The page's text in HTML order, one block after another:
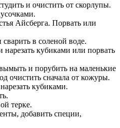
и очистить от скорлупы.
Айсберга. Порвать или
в соленой воде.
нарезать кубиками или порвать
и порубить на маленькие
очистить сначала от кожуры.
кубиками.
терке.
добавить специи,